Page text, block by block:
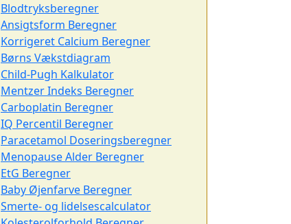
Blodtryksberegner
Ansigtsform Beregner
Korrigeret Calcium Beregner
Børns Vækstdiagram
Child-Pugh Kalkulator
Mentzer Indeks Beregner
Carboplatin Beregner
IQ Percentil Beregner
Paracetamol Doseringsberegner
Menopause Alder Beregner
EtG Beregner
Baby Øjenfarve Beregner
Smerte- og lidelsescalculator